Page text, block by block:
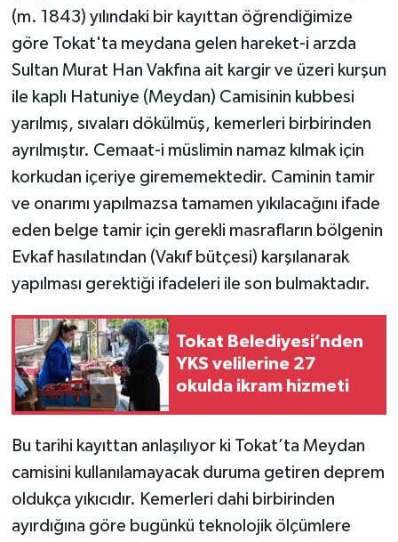
(m. 1843) yılındaki bir kayıttan öğrendiğimize
göre Tokat'ta meydana gelen hareket-i arzda
Sultan Murat Han Vakfına ait kargir ve üzeri kurşun
ile kaplı Hatuniye (Meydan) Camisinin kubbesi
yarılmış, sıvaları dökülmüş, kemerleri birbirinden
ayrılmıştır. Cemaat-i müslimin namaz kılmak için
korkudan içeriye girememektedir. Caminin tamir
ve onarımı yapılmazsa tamamen yıkılacağını ifade
eden belge tamir için gerekli masrafların bölgenin
Evkaf hasılatından (Vakıf bütçesi) karşılanarak
yapılması gerektiği ifadeleri ile son bulmaktadır.
Tokat Belediyesi’nden
YKS velilerine 27
okulda ikram hizmeti
Bu tarihi kayıttan anlaşılıyor ki Tokat’ta Meydan
camisini kullanılamayacak duruma getiren deprem
oldukça yıkıcıdır. Kemerleri dahi birbirinden
ayırdığına göre bugünkü teknolojik ölçümlere